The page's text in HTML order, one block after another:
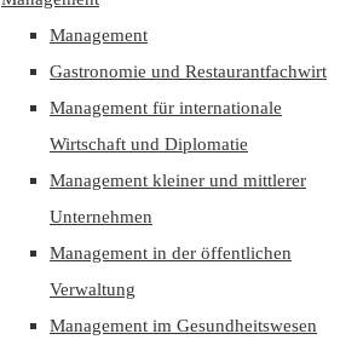
Management
Gastronomie und Restaurantfachwirt
Management für internationale
Wirtschaft und Diplomatie
Management kleiner und mittlerer
Unternehmen
Management in der öffentlichen
Verwaltung
Management im Gesundheitswesen